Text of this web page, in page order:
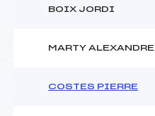
BOIX JORDI
MARTY ALEXANDRE
COSTES PIERRE